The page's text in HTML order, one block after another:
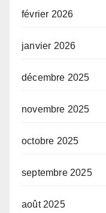
février 2026
janvier 2026
décembre 2025
novembre 2025
octobre 2025
septembre 2025
août 2025